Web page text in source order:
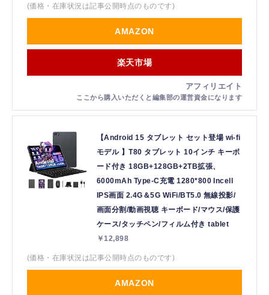
(価格・在庫状況は記事公開時点のものです)
AMAZON
楽天市場
【Android 15 タブレット セット登場 wi-fi
モデル 】T80 タブレット 10インチ キーボ
ード付き 18GB+128GB+2TB拡張、
6000mAh Type-C充電 1280*800 Incell
IPS画面 2.4G＆5G WiFi/BT5.0 無線投影/
画面分割/動画視聴 キーボード/マウス/保護
ケース/タッチペン/フィルム付き tablet
￥12,898
(価格・在庫状況は記事公開時点のものです)
AMAZON